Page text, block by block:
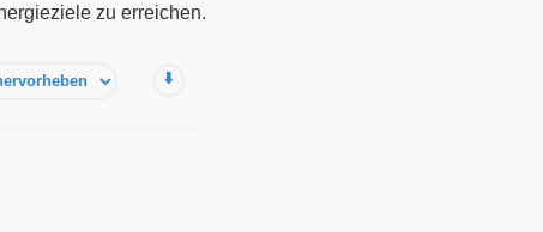
zu erreichen.
⬇️